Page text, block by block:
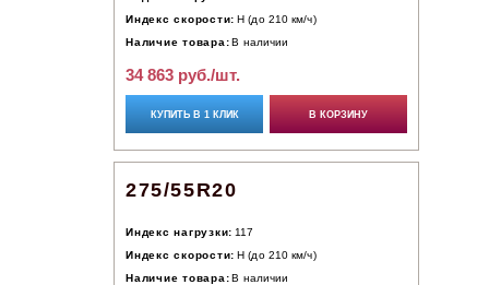
Индекс скорости: H (до 210 км/ч)
Наличие товара: В наличии
34 863 руб./шт.
КУПИТЬ В 1 КЛИК В КОРЗИНУ
275/55R20
Индекс нагрузки: 117
Индекс скорости: H (до 210 км/ч)
Наличие товара: В наличии